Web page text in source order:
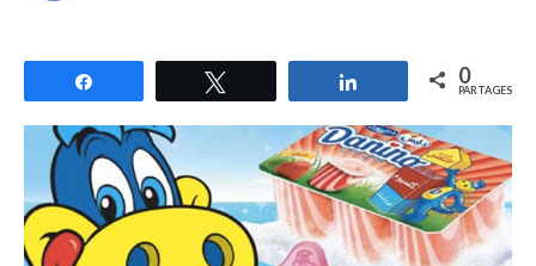
Partagez 0
PARTAGES